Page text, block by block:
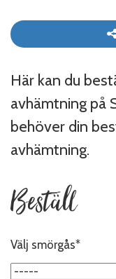
Här kan du
avhämtning på
behöver din
avhämtning.
Beställ
Välj smörgås*